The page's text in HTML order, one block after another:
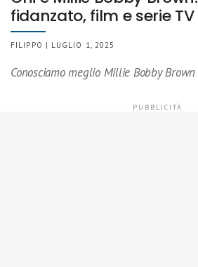
fidanzato, film e serie TV
FILIPPO | LUGLIO 1, 2025
Conosciamo meglio Millie Bobby Brown